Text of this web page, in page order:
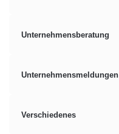
Unternehmensberatung
Unternehmensmeldungen
Verschiedenes